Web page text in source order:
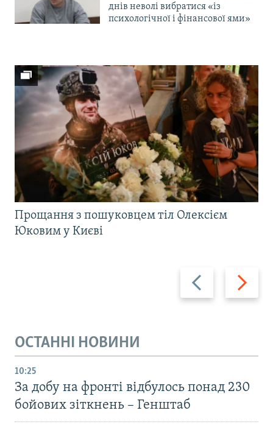
днів неволі вибратися «із
психологічної і фінансової ями»
Назад Вперед
Прощання з пошуковцем тіл Олексієм
Юковим у Києві
ОСТАННІ НОВИНИ
10:25
За добу на фронті відбулось понад 230
бойових зіткнень – Генштаб